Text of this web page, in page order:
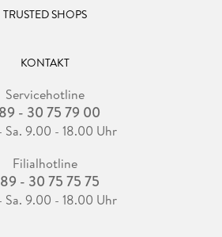
TRUSTED SHOPS
KONTAKT
Servicehotline
- 30 75 79 00
Sa. 9.00 - 18.00 Uhr
Filialhotline
- 30 75 75 75
Sa. 9.00 - 18.00 Uhr